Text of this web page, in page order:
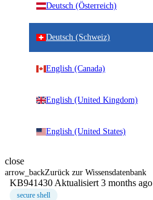
Deutsch (Österreich)
Deutsch (Schweiz)
English (Canada)
English (United Kingdom)
English (United States)
close
arrow_backZurück zur Wissensdatenbank
KB941430 Aktualisiert 3 months ago
secure shell